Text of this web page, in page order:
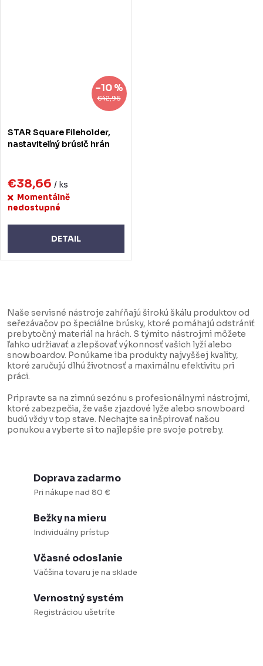
€42,96
–10 %
STAR Square Fileholder,
nastaviteľný brúsič hrán
€38,66 / ks
Momentálně
nedostupné
DETAIL
v
l
á
d
a
i
e
p
Naše servisné nástroje zahŕňajú širokú škálu produktov od
seřezávačov po špeciálne brúsky, ktoré pomáhajú odstrániť
prebytočný materiál na hrách. S týmito nástrojmi môžete
ľahko udržiavať a zlepšovať výkonnosť vašich lyží alebo
snowboardov. Ponúkame iba produkty najvyššej kvality,
ktoré zaručujú dlhú životnosť a maximálnu efektivitu pri
práci.
Pripravte sa na zimnú sezónu s profesionálnymi nástrojmi,
ktoré zabezpečia, že vaše zjazdové lyže alebo snowboard
budú vždy v top stave. Nechajte sa inšpirovať našou
ponukou a vyberte si to najlepšie pre svoje potreby.
Doprava zadarmo
Pri nákupe nad 80 €
Bežky na mieru
Individuálny prístup
Včasné odoslanie
Väčšina tovaru je na sklade
Vernostný systém
Registráciou ušetríte